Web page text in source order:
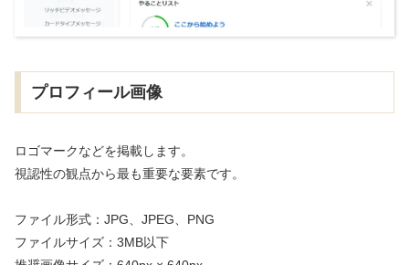
プロフィール画像
ロゴマークなどを掲載します。
視認性の観点から最も重要な要素です。
ファイル形式：JPG、JPEG、PNG
ファイルサイズ：3MB以下